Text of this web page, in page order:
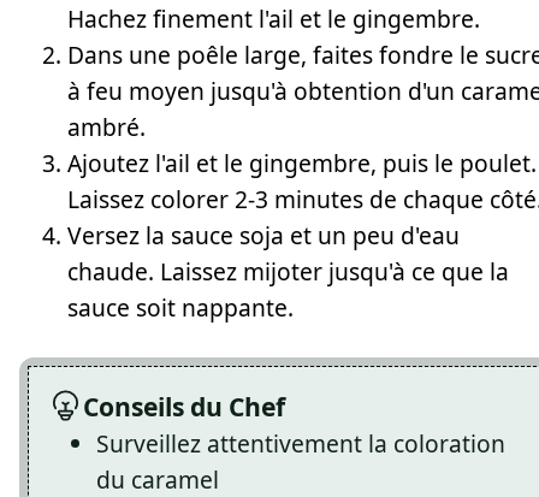
Hachez finement l'ail et le gingembre.
Dans une poêle large, faites fondre le
à feu moyen jusqu'à obtention d'un
ambré.
Ajoutez l'ail et le gingembre, puis le poulet.
Laissez colorer 2-3 minutes de chaque
Versez la sauce soja et un peu d'eau
chaude. Laissez mijoter jusqu'à ce que la
sauce soit nappante.
Conseils du Chef
Surveillez attentivement la coloration
du caramel